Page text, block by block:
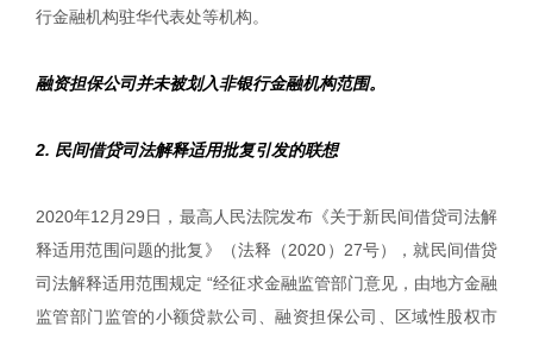
行金融机构驻华代表处等机构。
融资担保公司并未被划入非银行金融机构范围。
2. 民间借贷司法解释适用批复引发的联想
2020年12月29日，最高人民法院发布《关于新民间借贷司法解
释适用范围问题的批复》（法释（2020）27号），就民间借贷
司法解释适用范围规定 “经征求金融监管部门意见，由地方金融
监管部门监管的小额贷款公司、融资担保公司、区域性股权市